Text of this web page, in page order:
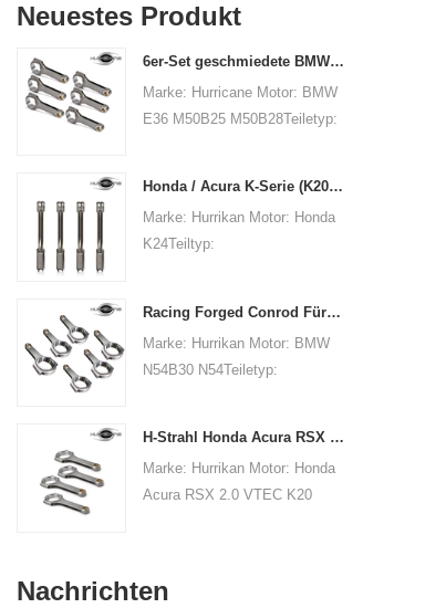
Neuestes Produkt
6er-Set geschmiedete BMW E36 M50B25 M50B28 Pleuelstangen, Länge 135 mm, Länge c / c
Marke: Hurricane Motor: BMW
E36 M50B25 M50B28Teiletyp:
mmDurchmesser der Big-End-
Bohrung: 48 mmBreite des
breiten Endes: 21,79 mm
kleinen Endbohrung: 22
/ 0,858 "Strahlart: H-Strahl
Honda / Acura K-Serie (K20 & K24) Verbindungsstäbe - Benutzerdefinierte Connetierstangen
Marke: Hurrikan Motor: Honda
K24Teiltyp:
/ 5.984 "Big End Bohrung
Durchmesser: 51.006mm
/ 2.008 "Große Endbreite: 19,8
Endbohrung Durchmesser:
Racing Forged Conrod Für BMW N54B30 N54 (Pleuel) | Hurrikan
Marke: Hurrikan Motor: BMW
N54B30 N54Teiletyp:
großen Ende: 53,6 mm
/ 2,110 "Breite des großen
H-Strahl Honda Acura RSX 2.0 VTEC K20 K20A K20A2 Pleuelstangen
Marke: Hurrikan Motor: Honda
Acura RSX 2.0 VTEC K20
/ 5.472 "Big End Bohrung
Nachrichten